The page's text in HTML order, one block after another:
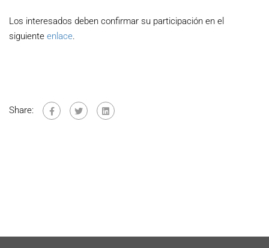
Los interesados deben confirmar su participación en el
siguiente enlace.
Share: